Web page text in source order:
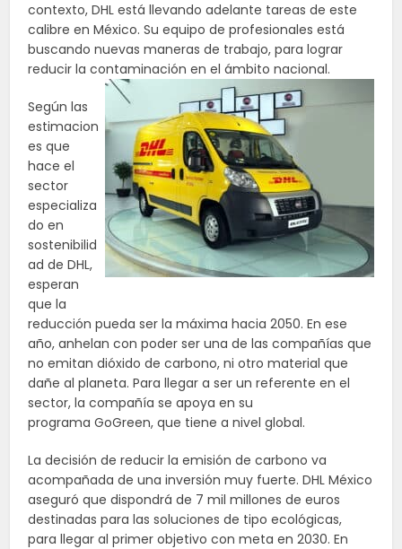
contexto, DHL está llevando adelante tareas de este
calibre en México. Su equipo de profesionales está
buscando nuevas maneras de trabajo, para lograr
reducir la contaminación en el ámbito nacional.
Según las
estimacion
es que
hace el
sector
especializa
do en
sostenibilid
ad de DHL,
esperan
que la
reducción pueda ser la máxima hacia 2050. En ese
año, anhelan con poder ser una de las compañías que
no emitan dióxido de carbono, ni otro material que
dañe al planeta. Para llegar a ser un referente en el
sector, la compañía se apoya en su
programa GoGreen, que tiene a nivel global.
La decisión de reducir la emisión de carbono va
acompañada de una inversión muy fuerte. DHL México
aseguró que dispondrá de 7 mil millones de euros
destinadas para las soluciones de tipo ecológicas,
para llegar al primer objetivo con meta en 2030. En